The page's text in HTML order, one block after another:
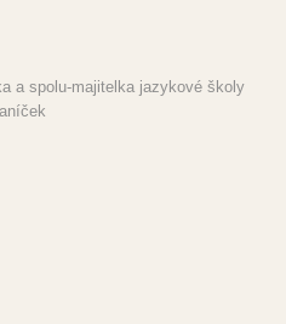
a spolu-majitelka jazykové školy